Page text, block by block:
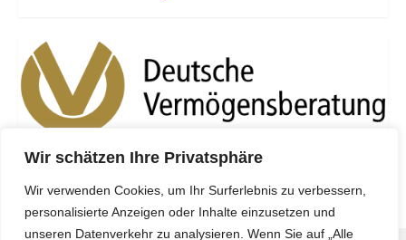
Wir schätzen Ihre Privatsphäre
Wir verwenden Cookies, um Ihr Surferlebnis zu verbessern,
personalisierte Anzeigen oder Inhalte einzusetzen und
unseren Datenverkehr zu analysieren. Wenn Sie auf „Alle
DVAG Marcin Bratus